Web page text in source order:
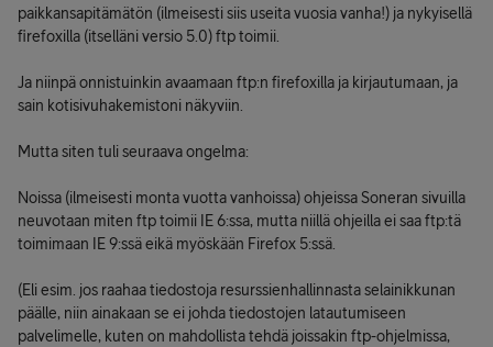
paikkansapitämätön (ilmeisesti siis useita vuosia vanha!) ja nykyisellä
firefoxilla (itselläni versio 5.0) ftp toimii.
Ja niinpä onnistuinkin avaamaan ftp:n firefoxilla ja kirjautumaan, ja
sain kotisivuhakemistoni näkyviin.
Mutta siten tuli seuraava ongelma:
Noissa (ilmeisesti monta vuotta vanhoissa) ohjeissa Soneran sivuilla
neuvotaan miten ftp toimii IE 6:ssa, mutta niillä ohjeilla ei saa ftp:tä
toimimaan IE 9:ssä eikä myöskään Firefox 5:ssä.
(Eli esim. jos raahaa tiedostoja resurssienhallinnasta selainikkunan
päälle, niin ainakaan se ei johda tiedostojen latautumiseen
palvelimelle, kuten on mahdollista tehdä joissakin ftp-ohjelmissa,